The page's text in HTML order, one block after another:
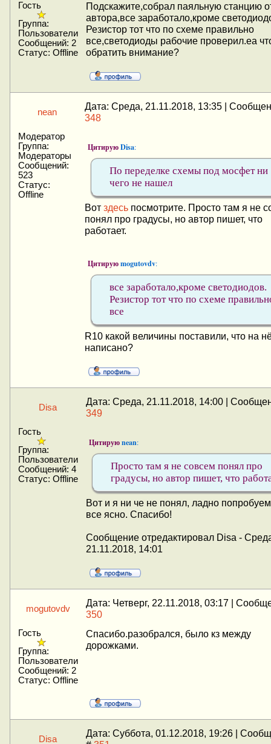
Гость
Группа:
Пользователи
Сообщений: 2
Статус: Offline
Подскажите,собрал паяльную станцию
автора,все заработало,кроме
Резистор тот что по схеме правильно
все,светодиоды рабочие проверил.еа
обратить внимание?
nean
Дата: Среда, 21.11.2018, 13:35 |
348
Модератор
Группа:
Модераторы
Сообщений:
523
Статус:
Offline
ЦитируюDisa:
По переделке схемы под мосфет ни
чего не нашел
Вот здесь посмотрите. Просто там я не
понял про градусы, но автор пишет, что
работает.
Цитируюmogutovdv:
все заработало,кроме светодиодов.
Резистор тот что по схеме
все
R10 какой величины поставили, что на
написано?
Disa
Дата: Среда, 21.11.2018, 14:00 |
349
Гость
Группа:
Пользователи
Сообщений: 4
Статус: Offline
Цитируюnean:
Просто там я не совсем понял про
градусы, но автор пишет, что
Вот и я ни че не понял, ладно попробуем
все ясно. Спасибо!
Сообщение отредактировал Disa -
21.11.2018, 14:01
mogutovdv
Дата: Четверг, 22.11.2018, 03:17 |
350
Гость
Группа:
Пользователи
Сообщений: 2
Статус: Offline
Спасибо.разобрался, было кз между
дорожками.
Disa
Дата: Суббота, 01.12.2018, 19:26 |